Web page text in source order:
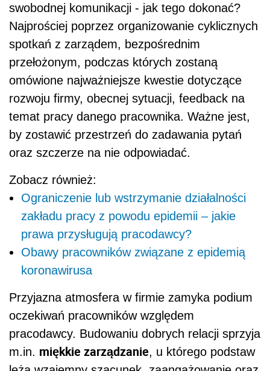
swobodnej komunikacji - jak tego dokonać?
Najprościej poprzez organizowanie cyklicznych
spotkań z zarządem, bezpośrednim
przełożonym, podczas których zostaną
omówione najważniejsze kwestie dotyczące
rozwoju firmy, obecnej sytuacji, feedback na
temat pracy danego pracownika. Ważne jest,
by zostawić przestrzeń do zadawania pytań
oraz szczerze na nie odpowiadać.
Zobacz również:
Ograniczenie lub wstrzymanie działalności
zakładu pracy z powodu epidemii – jakie
prawa przysługują pracodawcy?
Obawy pracowników związane z epidemią
koronawirusa
Przyjazna atmosfera w firmie zamyka podium
oczekiwań pracowników względem
pracodawcy. Budowaniu dobrych relacji sprzyja
m.in. miękkie zarządzanie, u którego podstaw